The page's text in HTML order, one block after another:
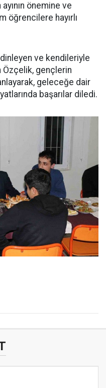
önemine ve
öğrencilere hayırlı
ve kendileriyle
Özçelik, gençlerin
geleceğe dair
başarılar diledi.